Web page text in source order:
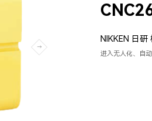
NIKKEN 日研
进入无人化、自